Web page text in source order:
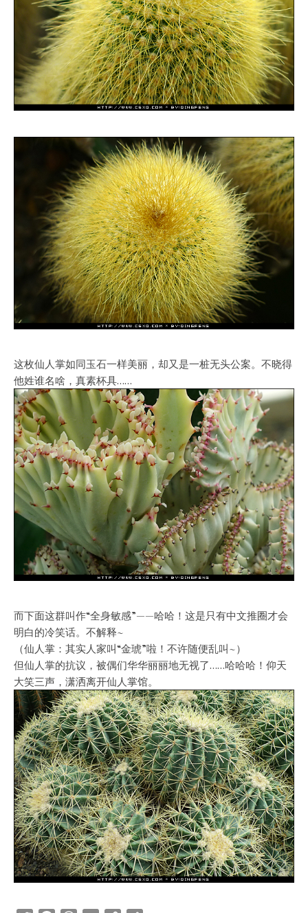
这枚仙人掌如同玉石一样美丽，却又是一桩无头公案。不晓得
他姓谁名啥，真素杯具……
而下面这群叫作“全身敏感”——哈哈！这是只有中文推圈才会
明白的冷笑话。不解释~
（仙人掌：其实人家叫“金琥”啦！不许随便乱叫~）
但仙人掌的抗议，被偶们华华丽丽地无视了……哈哈哈！仰天
大笑三声，潇洒离开仙人掌馆。